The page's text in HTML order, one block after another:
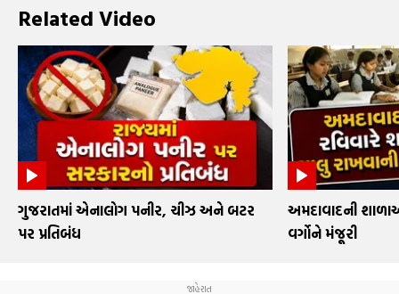
Related Video
ગુજરાતમાં એનાલોગ પનીર, ચીઝ અને બટર
પર પ્રતિબંધ
અમદાવાદની
વર્ગોને મંજૂરી